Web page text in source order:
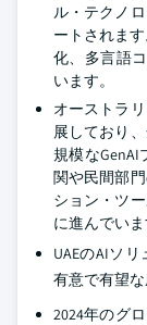
ル・テクノ
ートされま
化、多言語
います。
オーストラ
展しており
規模な
関や民間部
ション・ツ
に進んでいま
UAEのAIソ
有意で有望
2024年のグ